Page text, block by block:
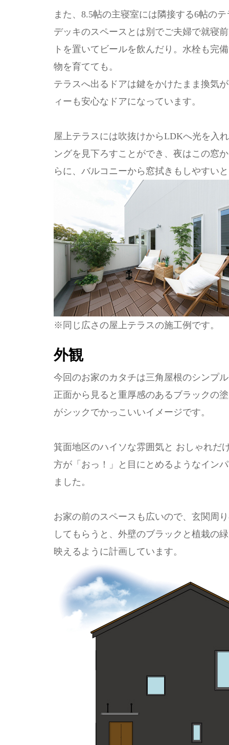
また、8.5帖の主寝室には隣接する6帖の
デッキのスペースとは別でご夫婦で就寝
トを置いてビールを飲んだり。水栓も完
物を育てても。
テラスへ出るドアは鍵をかけたまま換気
ィーも安心なドアになっています。
屋上テラスには吹抜けからLDKへ光を入
ングを見下ろすことができ、夜はこの窓
らに、バルコニーから窓拭きもしやすい
※同じ広さの屋上テラスの施工例です。
外観
今回のお家のカタチは三角屋根のシンプ
正面から見ると重厚感のあるブラックの
がシックでかっこいいイメージです。
箕面地区のハイソな雰囲気と おしゃれだ
方が「おっ！」と目にとめるようなイン
ました。
お家の前のスペースも広いので、玄関周
してもらうと、外壁のブラックと植栽の
映えるように計画しています。